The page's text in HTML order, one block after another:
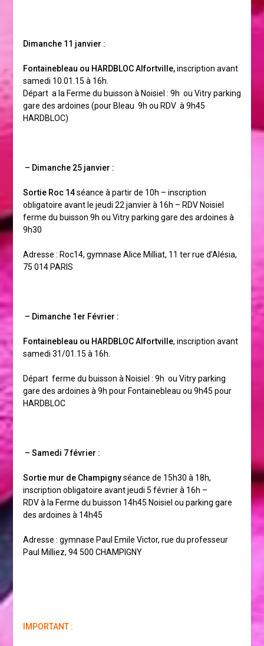
Dimanche 11 janvier :
Fontainebleau ou HARDBLOC Alfortville,inscription avant
samedi 10.01.15 à 16h.
Départ a la Ferme du buisson à Noisiel : 9h ou Vitry parking
gare des ardoines (pour Bleau 9h ou RDV à 9h45
HARDBLOC)
– Dimanche 25 janvier :
Sortie Roc 14séance à partir de 10h – inscription
obligatoire avant le jeudi 22 janvier à 16h – RDV Noisiel
ferme du buisson 9h ou Vitry parking gare des ardoines à
9h30
Adresse : Roc14, gymnase Alice Milliat, 11 ter rue d’Alésia,
75 014 PARIS
– Dimanche 1er Février :
Fontainebleau ou HARDBLOC Alfortville, inscription avant
samedi 31/01.15 à 16h.
Départ ferme du buisson à Noisiel : 9h ou Vitry parking
gare des ardoines à 9h pour Fontainebleau ou 9h45 pour
HARDBLOC
– Samedi 7 février :
Sortie mur de Champignyséance de 15h30 à 18h,
inscription obligatoire avant jeudi 5 février à 16h –
RDV à la Ferme du buisson 14h45 Noisiel ou parking gare
des ardoines à 14h45
Adresse : gymnase Paul Emile Victor, rue du professeur
Paul Milliez, 94 500 CHAMPIGNY
IMPORTANT :